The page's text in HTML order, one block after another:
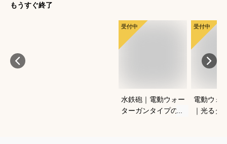
もうすぐ終了
受付中
水鉄砲｜電動ウォー
ターガンタイプのお
受付中
電動ウォ
｜光るタ